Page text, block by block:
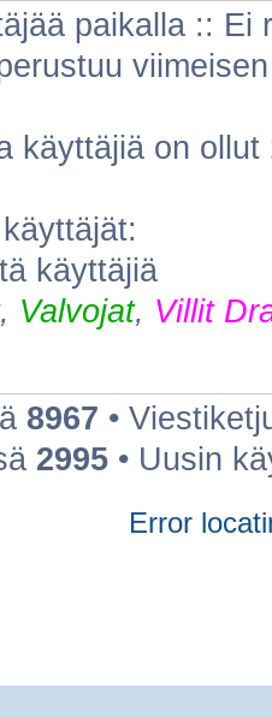
paikalla :: Ei
käyttäjiä on ollut
käyttäjiä
, Valvojat, Villit
8967 •
2995 • Uusin
Error